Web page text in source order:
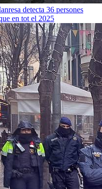
detecta 36 persones
en tot el 2025